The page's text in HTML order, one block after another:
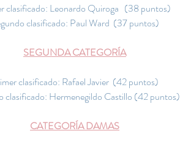
clasificado: Leonardo Quiroga   (38 puntos)
clasificado: Paul Ward  (37 puntos)
SEGUNDA CATEGORÍA
clasificado: Rafael Javier  (42 puntos)
clasificado: Hermenegildo Castillo (42 puntos)
CATEGORÍA DAMAS